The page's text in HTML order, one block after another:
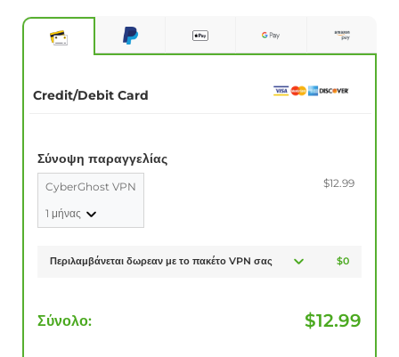
Credit/Debit Card
Σύνοψη παραγγελίας
CyberGhost VPN
1 μήνας
$12.99
Περιλαμβάνεται δωρεαν με το πακέτο VPN σας $0
Σύνολο: $12.99